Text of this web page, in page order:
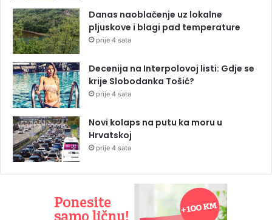
Danas naoblačenje uz lokalne
pljuskove i blagi pad temperature
prije 4 sata
Decenija na Interpolovoj listi: Gdje se
krije Slobodanka Tošić?
prije 4 sata
Novi kolaps na putu ka moru u
Hrvatskoj
prije 4 sata